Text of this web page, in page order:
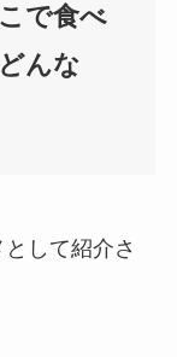
で食べ
んな
して紹介さ